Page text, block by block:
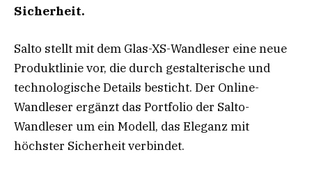
Sicherheit.
Salto stellt mit dem Glas-XS-Wandleser eine neue
Produktlinie vor, die durch gestalterische und
technologische Details besticht. Der Online-
Wandleser ergänzt das Portfolio der Salto-
Wandleser um ein Modell, das Eleganz mit
höchster Sicherheit verbindet.